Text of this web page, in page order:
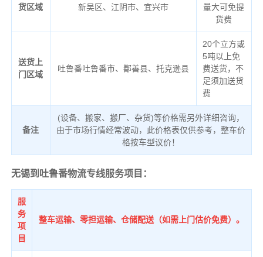
货区域
新吴区、江阴市、宜兴市
量大可免提
货费
送货上
门区域
吐鲁番吐鲁番市、鄯善县、托克逊县
20个立方或
5吨以上免
费送货，不
足须加送货
费
备注
(设备、搬家、搬厂、杂货)等价格需另外详细咨询，
由于市场行情经常波动，此价格表仅供参考，整车价
格按车型议价！
无锡到吐鲁番物流专线服务项目：
服
务
项
目
整车运输、零担运输、仓储配送（如需上门估价免费）。